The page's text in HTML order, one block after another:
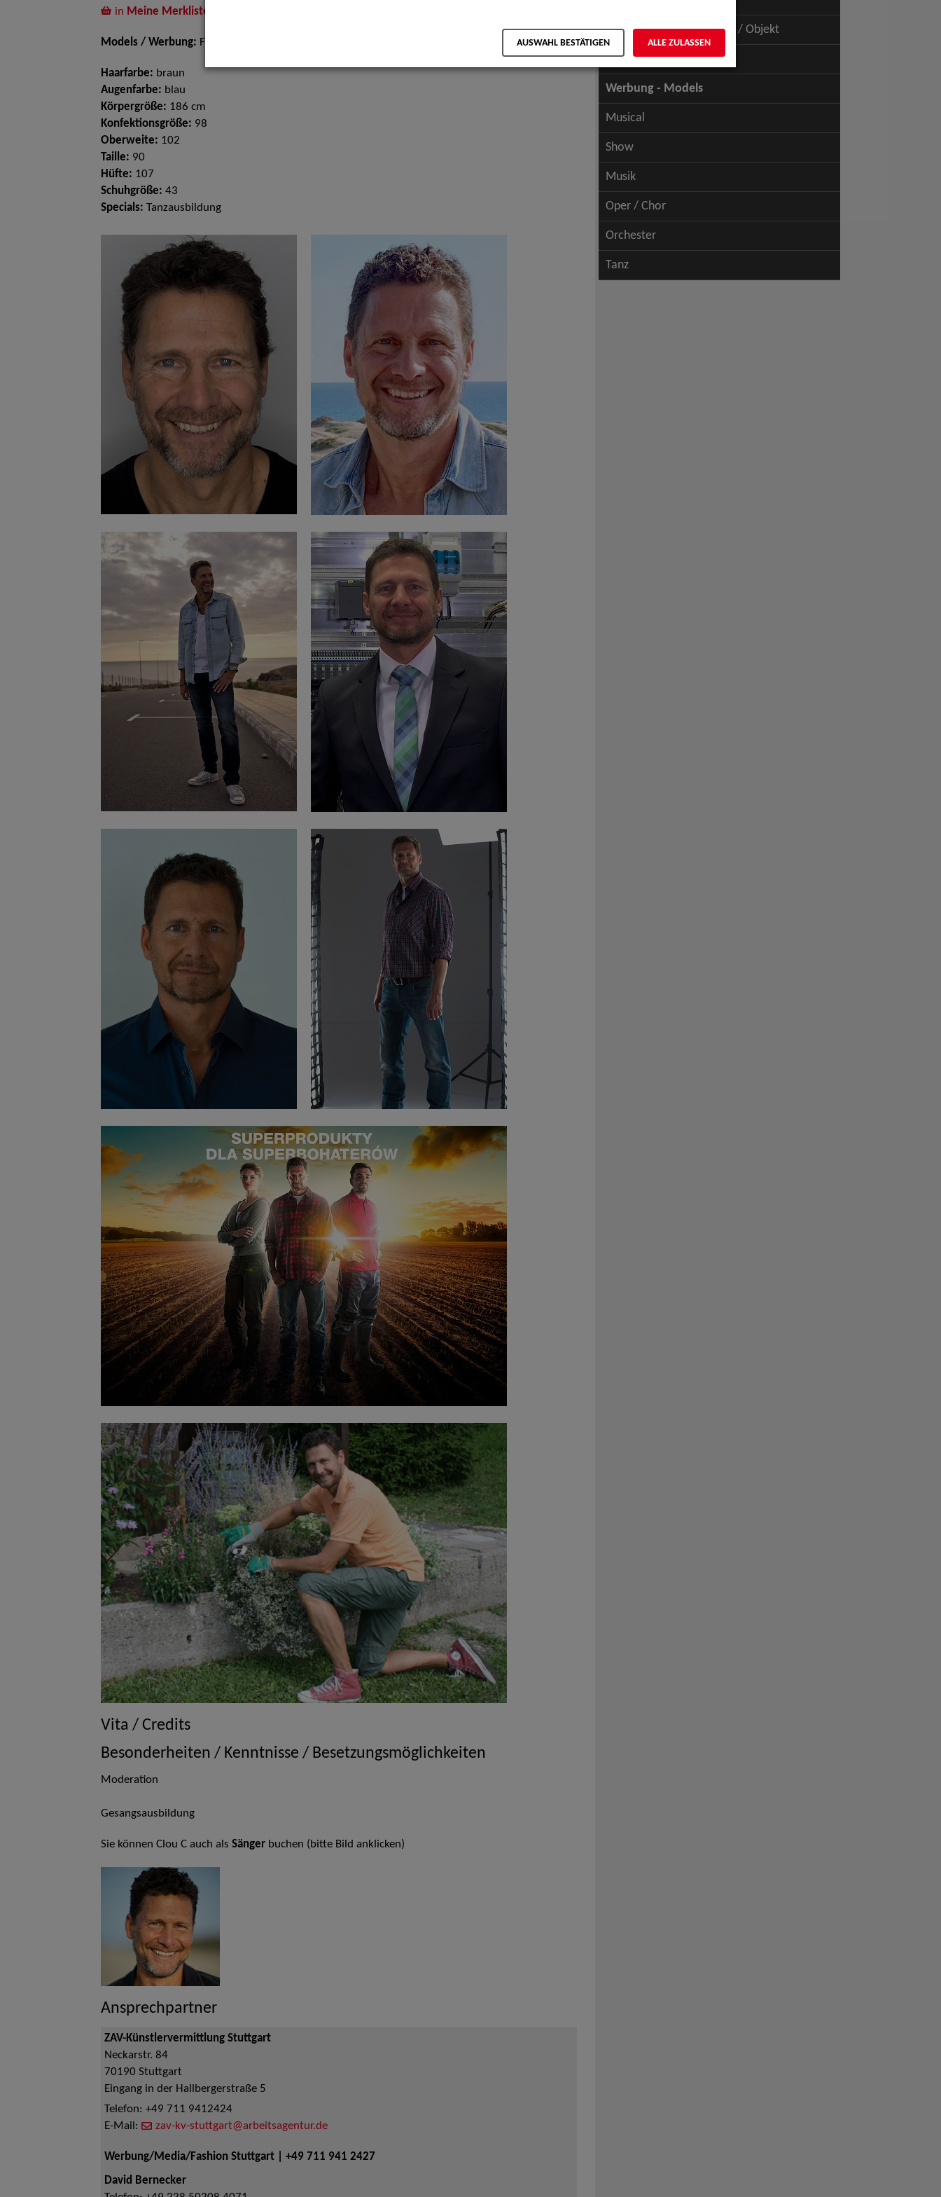
in Meine Merkliste
Models / Werbung: Fotomodell
Haarfarbe: braun
Augenfarbe: blau
Körpergröße: 186 cm
Konfektionsgröße: 98
Oberweite: 102
Taille: 90
Hüfte: 107
Schuhgröße: 43
Specials: Tanzausbildung
Vita / Credits
Besonderheiten / Kenntnisse / Besetzungsmöglichkeiten
Moderation
Gesangsausbildung
Sie können Clou C auch als Sänger buchen (bitte Bild anklicken)
Ansprechpartner
ZAV-Künstlervermittlung Stuttgart
Neckarstr. 84
70190 Stuttgart
Eingang in der Hallbergerstraße 5
Telefon: +49 711 9412424
E-Mail:
zav-kv-stuttgart@arbeitsagentur.de
Werbung/Media/Fashion Stuttgart | +49 711 941 2427
David Bernecker
Schauspiel - Figur / Puppe / Objekt
Werbung - Talents
Werbung - Models
Musical
Show
Musik
Oper / Chor
Orchester
Tanz
AUSWAHL BESTÄTIGEN ALLE ZULASSEN